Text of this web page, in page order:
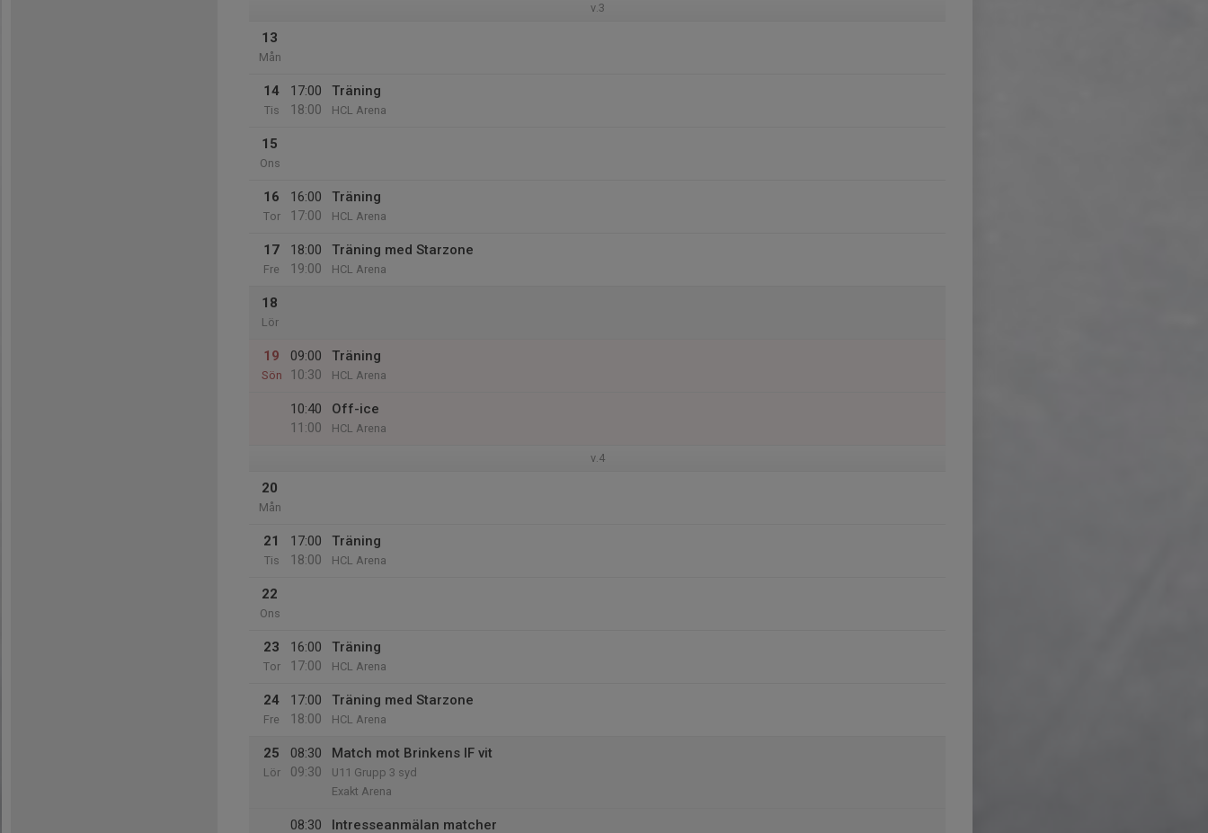
v.3
13
Mån
14
Tis
17:00
18:00
Träning
HCL Arena
15
Ons
16
Tor
16:00
17:00
Träning
HCL Arena
17
Fre
18:00
19:00
Träning med Starzone
HCL Arena
18
Lör
19
Sön
09:00
10:30
Träning
HCL Arena
10:40
11:00
Off-ice
HCL Arena
v.4
20
Mån
21
Tis
17:00
18:00
Träning
HCL Arena
22
Ons
23
Tor
16:00
17:00
Träning
HCL Arena
24
Fre
17:00
18:00
Träning med Starzone
HCL Arena
25
Lör
08:30
09:30
Match mot Brinkens IF vit
U11 Grupp 3 syd
Exakt Arena
08:30
Intresseanmälan matcher